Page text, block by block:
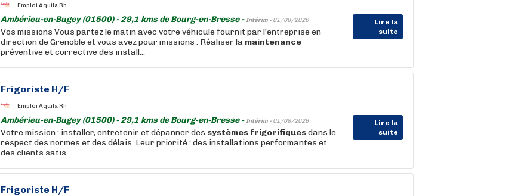
Emploi Aquila Rh
Ambérieu-en-Bugey (01500) - 29,1 kms de Bourg-en-Bresse -Intérim - 01/08/2026
Lire la
suite
Vos missions Vous partez le matin avec votre véhicule fournit par l'entreprise en
direction de Grenoble et vous avez pour missions : Réaliser la maintenance
préventive et corrective des install...
Frigoriste H/F
Emploi Aquila Rh
Ambérieu-en-Bugey (01500) - 29,1 kms de Bourg-en-Bresse -Intérim - 01/08/2026
Lire la
suite
Votre mission : installer, entretenir et dépanner des systèmes frigorifiquesdans le
respect des normes et des délais. Leur priorité : des installations performantes et
des clients satis...
Frigoriste H/F